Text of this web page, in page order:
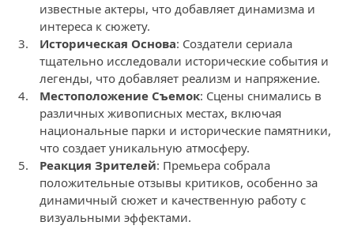
известные актеры, что добавляет динамизма и
интереса к сюжету.
Историческая Основа: Создатели сериала
тщательно исследовали исторические события и
легенды, что добавляет реализм и напряжение.
Местоположение Съемок: Сцены снимались в
различных живописных местах, включая
национальные парки и исторические памятники,
что создает уникальную атмосферу.
Реакция Зрителей: Премьера собрала
положительные отзывы критиков, особенно за
динамичный сюжет и качественную работу с
визуальными эффектами.